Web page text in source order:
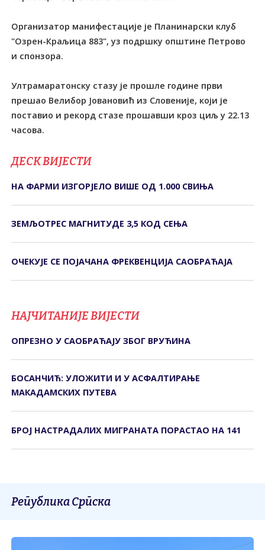
Организатор манифестације је Планинарски клуб
"Озрен-Краљица 883", уз подршку општине Петрово
и спонзора.
Ултрамаратонску стазу је прошле године први
прешао Велибор Јовановић из Словеније, који је
поставио и рекорд стазе прошавши кроз циљ у 22.13
часова.
ДЕСК ВИЈЕСТИ
НА ФАРМИ ИЗГОРЈЕЛО ВИШЕ ОД 1.000 СВИЊА
ЗЕМЉОТРЕС МАГНИТУДЕ 3,5 КОД СЕЊА
ОЧЕКУЈЕ СЕ ПОЈАЧАНА ФРЕКВЕНЦИЈА САОБРАЋАЈА
НАЈЧИТАНИЈЕ ВИЈЕСТИ
ОПРЕЗНО У САОБРАЋАЈУ ЗБОГ ВРУЋИНА
БОСАНЧИЋ: УЛОЖИТИ И У АСФАЛТИРАЊЕ
МАКАДАМСКИХ ПУТЕВА
БРОЈ НАСТРАДАЛИХ МИГРАНАТА ПОРАСТАО НА 141
Република Српска